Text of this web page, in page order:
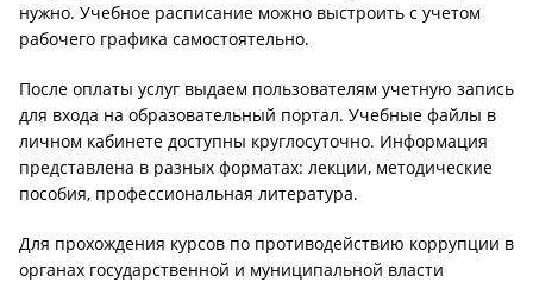
нужно. Учебное расписание можно выстроить с учетом
рабочего графика самостоятельно.
После оплаты услуг выдаем пользователям учетную запись
для входа на образовательный портал. Учебные файлы в
личном кабинете доступны круглосуточно. Информация
представлена в разных форматах: лекции, методические
пособия, профессиональная литература.
Для прохождения курсов по противодействию коррупции в
органах государственной и муниципальной власти